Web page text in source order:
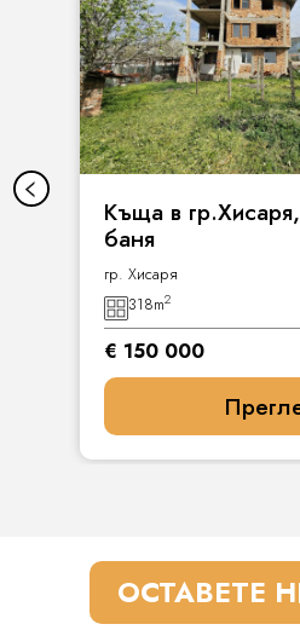
Къща в
баня
гр. Хисаря
318m2
€ 150 000
ОСТАВЕТЕ